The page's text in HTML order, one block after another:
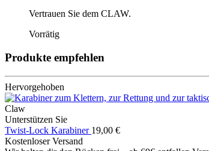
Vertrauen Sie dem CLAW.
Vorrätig
Produkte empfehlen
Hervorgehoben
Claw
Unterstützen Sie
Twist-Lock Karabiner 19,00 €
Kostenloser Versand